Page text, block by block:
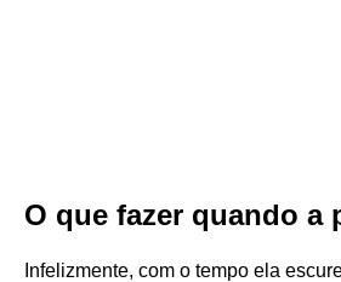
O que fazer quando a
Infelizmente, com o tempo ela